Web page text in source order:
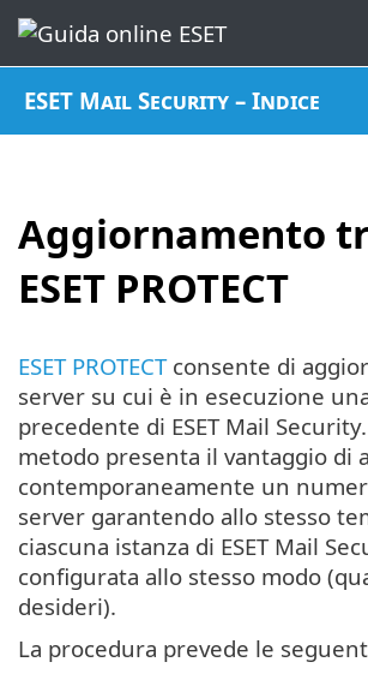
ESET Mail Security – Indice
Aggiornamento
ESET PROTECT
ESET PROTECTconsente di
server su cui è in esecuzione
precedente di ESET Mail
metodo presenta il vantaggio di
contemporaneamente un
server garantendo allo stesso
ciascuna istanza di ESET Mail
configurata allo stesso modo
desideri).
La procedura prevede le